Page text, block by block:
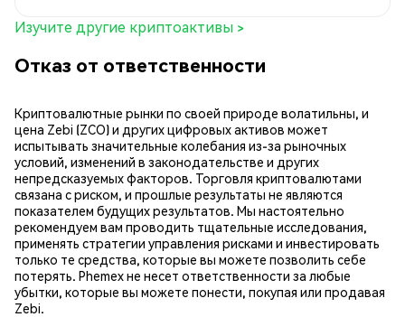
Изучите другие криптоактивы >
Отказ от ответственности
Криптовалютные рынки по своей природе волатильны, и
цена Zebi (ZCO) и других цифровых активов может
испытывать значительные колебания из-за рыночных
условий, изменений в законодательстве и других
непредсказуемых факторов. Торговля криптовалютами
связана с риском, и прошлые результаты не являются
показателем будущих результатов. Мы настоятельно
рекомендуем вам проводить тщательные исследования,
применять стратегии управления рисками и инвестировать
только те средства, которые вы можете позволить себе
потерять. Phemex не несет ответственности за любые
убытки, которые вы можете понести, покупая или продавая
Zebi.